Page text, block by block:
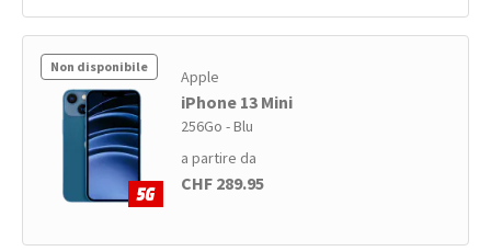
Non disponibile Apple
iPhone 13 Mini
256Go - Blu
a partire da
CHF 289.95